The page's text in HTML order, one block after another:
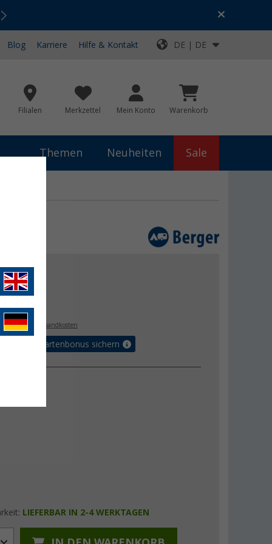
Top-Deals für dein Abenteuer!
Blog Karriere Hilfe & Kontakt DE | DE
Filialen Merkzettel Mein Konto Warenkorb
Themen Neuheiten Sale
€
€
MwSt.,zzgl. Versandkosten
Vorteilskartenbonus sichern
LIEFERBAR IN 2-4 WERKTAGEN